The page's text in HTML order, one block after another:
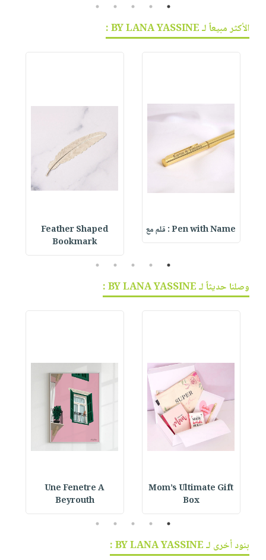
1
2
3
4
5
الأكثر مبيعاً لـ BY LANA YASSINE :
Pen with Name : قلم مع
Feather Shaped
Bookmark
1
2
3
4
5
وصلنا حديثاً لـ BY LANA YASSINE :
Mom’s Ultimate Gift
Box
Une Fenetre A
Beyrouth
1
2
3
4
5
بنود أخرى لـ BY LANA YASSINE :